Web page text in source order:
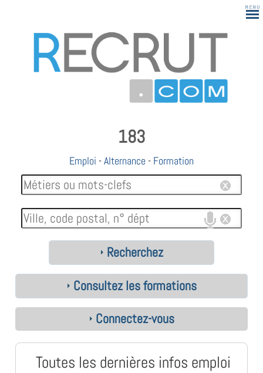
183
Emploi -Alternance - Formation
Recherchez
Consultez les formations
Connectez-vous
Toutes les dernières infos emploi